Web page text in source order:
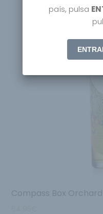
Compass Box
país, pulsa